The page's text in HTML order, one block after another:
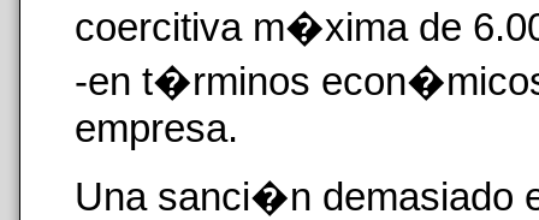
coercitiva m�xima de
-en t�rminos
empresa.
Una sanci�n demasiado